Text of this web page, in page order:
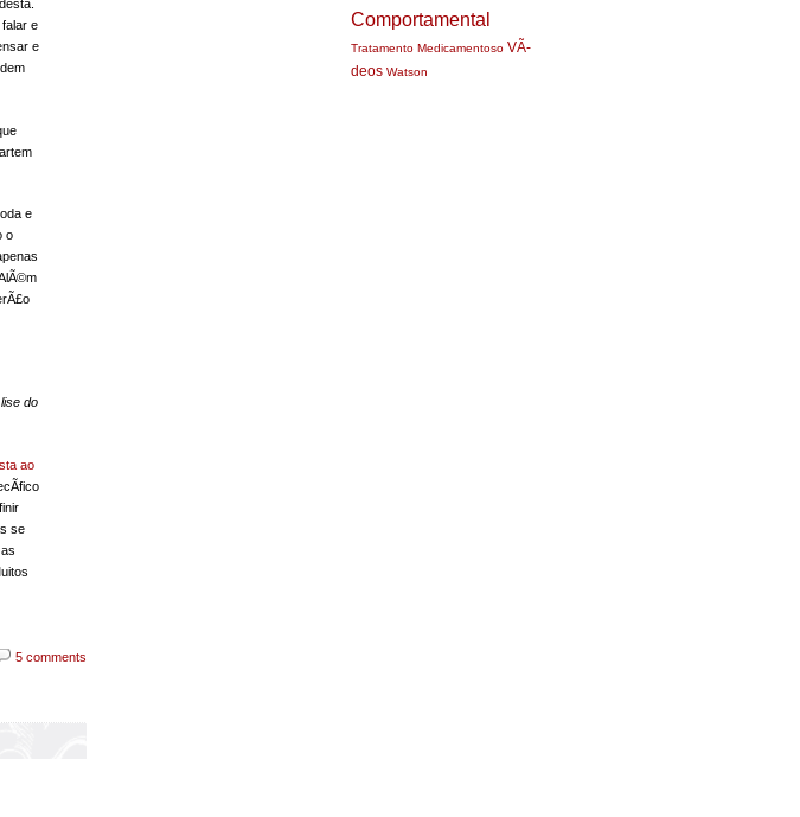
e
e
e
o
do
ao
se
5 comments
Comportamental
Tratamento Medicamentoso VÃ­
deos Watson